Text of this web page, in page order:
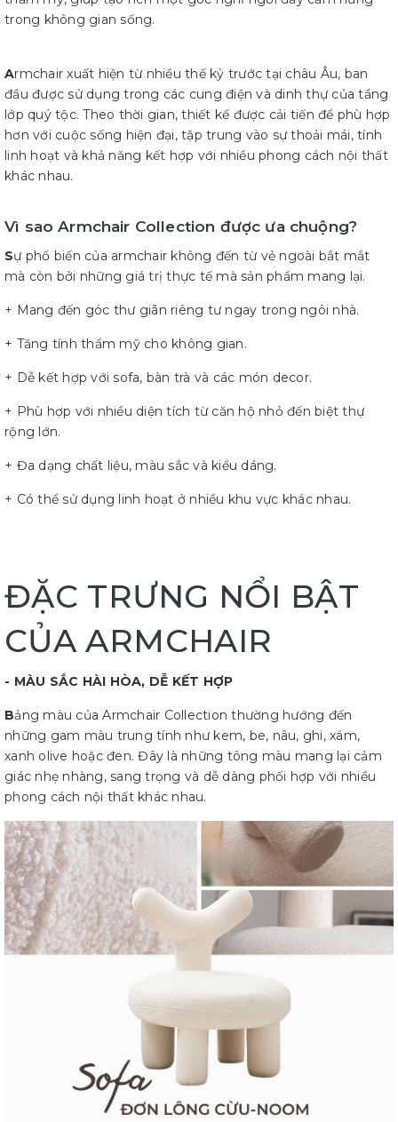
trong không gian sống.
Armchair xuất hiện từ nhiều thế kỷ trước tại châu Âu, ban
đầu được sử dụng trong các cung điện và dinh thự của tầng
lớp quý tộc. Theo thời gian, thiết kế được cải tiến để phù hợp
hơn với cuộc sống hiện đại, tập trung vào sự thoải mái, tính
linh hoạt và khả năng kết hợp với nhiều phong cách nội thất
khác nhau.
Vì sao Armchair Collection được ưa chuộng?
Sự phổ biến của armchair không đến từ vẻ ngoài bắt mắt
mà còn bởi những giá trị thực tế mà sản phẩm mang lại.
+ Mang đến góc thư giãn riêng tư ngay trong ngôi nhà.
+ Tăng tính thẩm mỹ cho không gian.
+ Dễ kết hợp với sofa, bàn trà và các món decor.
+ Phù hợp với nhiều diện tích từ căn hộ nhỏ đến biệt thự
rộng lớn.
+ Đa dạng chất liệu, màu sắc và kiểu dáng.
+ Có thể sử dụng linh hoạt ở nhiều khu vực khác nhau.
ĐẶC TRƯNG NỔI BẬT
CỦA ARMCHAIR
- MÀU SẮC HÀI HÒA, DỄ KẾT HỢP
Bảng màu của Armchair Collection thường hướng đến
những gam màu trung tính như kem, be, nâu, ghi, xám,
xanh olive hoặc đen. Đây là những tông màu mang lại cảm
giác nhẹ nhàng, sang trọng và dễ dàng phối hợp với nhiều
phong cách nội thất khác nhau.